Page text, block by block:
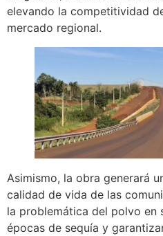
elevando la competitividad
mercado regional.
Asimismo, la obra generará
calidad de vida de las
la problemática del polvo en
épocas de sequía y